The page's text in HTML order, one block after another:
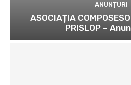
ANUNȚURI
ASOCIAȚIA
PRISLOP –